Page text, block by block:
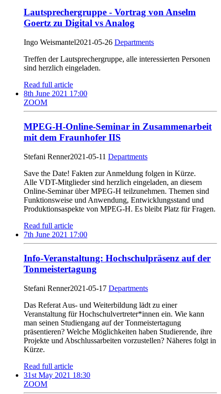
Lautsprechergruppe - Vortrag von Anselm
Goertz zu Digital vs Analog
Ingo Weismantel2021-05-26 Departments
Treffen der Lautsprechergruppe, alle interessierten Personen
sind herzlich eingeladen.
Read full article
8th June 2021 17:00
ZOOM
MPEG-H-Online-Seminar in Zusammenarbeit
mit dem Fraunhofer IIS
Stefani Renner2021-05-11 Departments
Save the Date! Fakten zur Anmeldung folgen in Kürze.
Alle VDT-Mitglieder sind herzlich eingeladen, an diesem
Online-Seminar über MPEG-H teilzunehmen. Themen sind
Funktionsweise und Anwendung, Entwicklungsstand und
Produktionsaspekte von MPEG-H. Es bleibt Platz für Fragen.
Read full article
7th June 2021 17:00
Info-Veranstaltung: Hochschulpräsenz auf der
Tonmeistertagung
Stefani Renner2021-05-17 Departments
Das Referat Aus- und Weiterbildung lädt zu einer
Veranstaltung für Hochschulvertreter*innen ein. Wie kann
man seinen Studiengang auf der Tonmeistertagung
präsentieren? Welche Möglichkeiten haben Studierende, ihre
Projekte und Abschlussarbeiten vorzustellen? Näheres folgt in
Kürze.
Read full article
31st May 2021 18:30
ZOOM